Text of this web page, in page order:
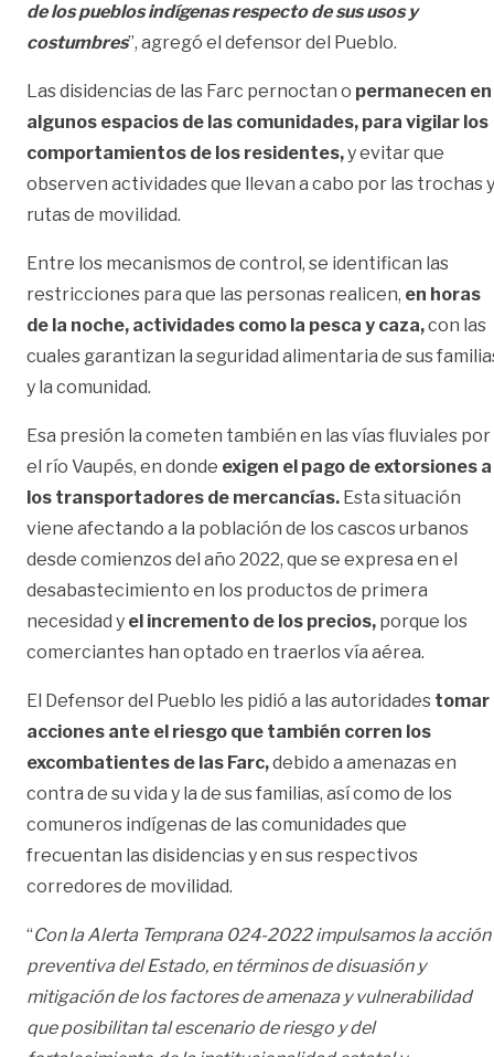
de los pueblos indígenas respecto de sus usos y
costumbres”, agregó el defensor del Pueblo.
Las disidencias de las Farc pernoctan o permanecen en
algunos espacios de las comunidades, para vigilar los
comportamientos de los residentes,y evitar que
observen actividades que llevan a cabo por las trochas y
rutas de movilidad.
Entre los mecanismos de control, se identifican las
restricciones para que las personas realicen, en horas
de la noche, actividades como la pesca y caza,con las
cuales garantizan la seguridad alimentaria de sus
y la comunidad.
Esa presión la cometen también en las vías fluviales por
el río Vaupés, en donde exigen el pago de extorsiones a
los transportadores de mercancías. Esta situación
viene afectando a la población de los cascos urbanos
desde comienzos del año 2022, que se expresa en el
desabastecimiento en los productos de primera
necesidad y el incremento de los precios, porque los
comerciantes han optado en traerlos vía aérea.
El Defensor del Pueblo les pidió a las autoridades tomar
acciones ante el riesgo que también corren los
excombatientes de las Farc,debido a amenazas en
contra de su vida y la de sus familias, así como de los
comuneros indígenas de las comunidades que
frecuentan las disidencias y en sus respectivos
corredores de movilidad.
“Con la Alerta Temprana 024-2022 impulsamos la acción
preventiva del Estado, en términos de disuasión y
mitigación de los factores de amenaza y vulnerabilidad
que posibilitan tal escenario de riesgo y del